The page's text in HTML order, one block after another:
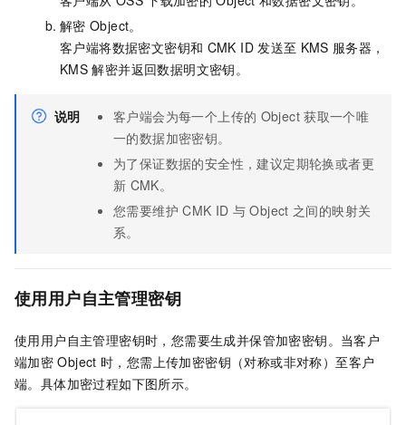
解密 Object。
客户端将数据密文密钥和 CMK ID 发送至 KMS 服务器，
KMS 解密并返回数据明文密钥。
说明 客户端会为每一个上传的 Object 获取一个唯
一的数据加密密钥。
为了保证数据的安全性，建议定期轮换或者更
新 CMK。
您需要维护 CMK ID 与 Object 之间的映射关
系。
使用用户自主管理密钥
使用用户自主管理密钥时，您需要生成并保管加密密钥。当客户
端加密 Object 时，您需上传加密密钥（对称或非对称）至客户
端。具体加密过程如下图所示。